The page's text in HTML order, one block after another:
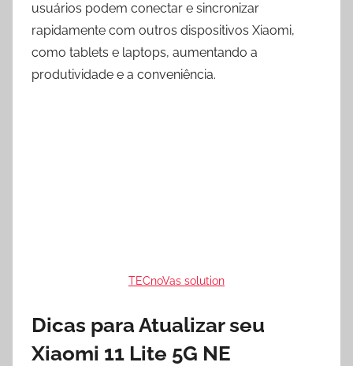
usuários podem conectar e sincronizar
rapidamente com outros dispositivos Xiaomi,
como tablets e laptops, aumentando a
produtividade e a conveniência.
TECnoVas solution
Dicas para Atualizar seu
Xiaomi 11 Lite 5G NE